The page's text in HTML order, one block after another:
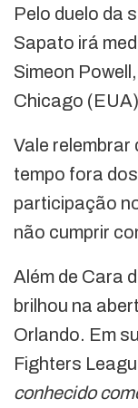
Pelo duelo da
Sapato irá
Simeon
Chicago
Vale relembrar
tempo fora
participação
não cumprir
Além de Cara
brilhou na
Orlando. Em
Fighters
conhecido